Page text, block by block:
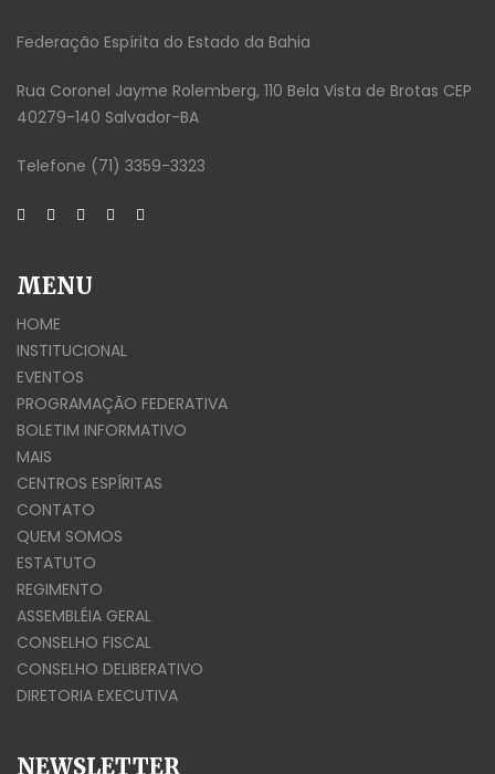
Federação Espírita do Estado da Bahia
Rua Coronel Jayme Rolemberg, 110 Bela Vista de Brotas CEP
40279-140 Salvador-BA
Telefone (71) 3359-3323
MENU
HOME
INSTITUCIONAL
EVENTOS
PROGRAMAÇÃO FEDERATIVA
BOLETIM INFORMATIVO
MAIS
CENTROS ESPÍRITAS
CONTATO
QUEM SOMOS
ESTATUTO
REGIMENTO
ASSEMBLÉIA GERAL
CONSELHO FISCAL
CONSELHO DELIBERATIVO
DIRETORIA EXECUTIVA
NEWSLETTER